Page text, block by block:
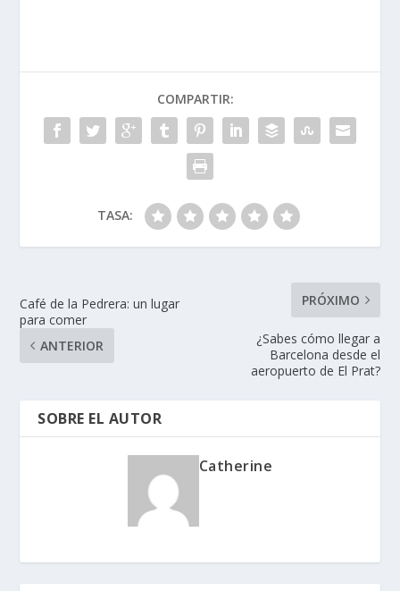
COMPARTIR:
TASA:
Café de la Pedrera: un lugar
para comer
ANTERIOR
PRÓXIMO
¿Sabes cómo llegar a
Barcelona desde el
aeropuerto de El Prat?
SOBRE EL AUTOR
Catherine